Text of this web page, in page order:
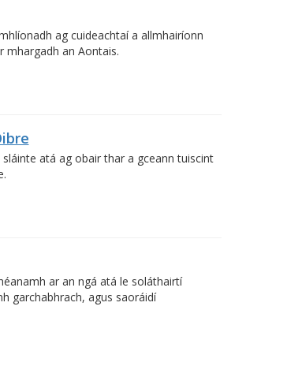
ag cuideachtaí a allmhairíonn
mhargadh an Aontais.
atá ag obair thar a gceann tuiscint
ar an ngá atá le soláthairtí
garchabhrach, agus saoráidí